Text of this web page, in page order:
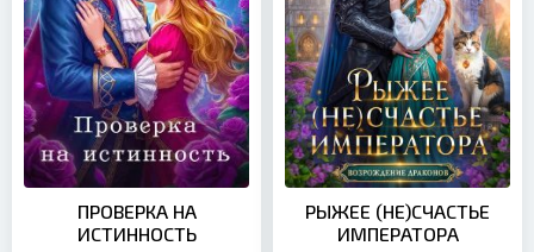
ПРОВЕРКА НА
ИСТИННОСТЬ
РЫЖЕЕ (НЕ)СЧАСТЬЕ
ИМПЕРАТОРА